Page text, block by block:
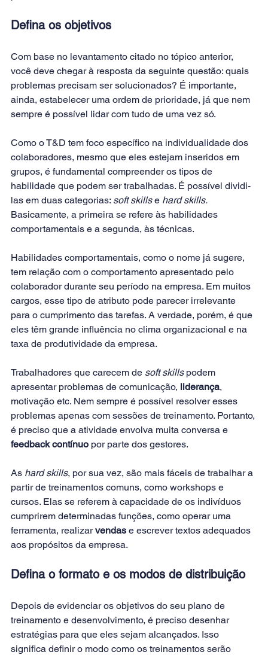
Defina os objetivos
Com base no levantamento citado no tópico anterior,
você deve chegar à resposta da seguinte questão: quais
problemas precisam ser solucionados? É importante,
ainda, estabelecer uma ordem de prioridade, já que nem
sempre é possível lidar com tudo de uma vez só.
Como o T&D tem foco específico na individualidade dos
colaboradores, mesmo que eles estejam inseridos em
grupos, é fundamental compreender os tipos de
habilidade que podem ser trabalhadas. É possível dividi-
las em duas categorias: soft skills e hard skills.
Basicamente, a primeira se refere às habilidades
comportamentais e a segunda, às técnicas.
Habilidades comportamentais, como o nome já sugere,
tem relação com o comportamento apresentado pelo
colaborador durante seu período na empresa. Em muitos
cargos, esse tipo de atributo pode parecer irrelevante
para o cumprimento das tarefas. A verdade, porém, é que
eles têm grande influência no clima organizacional e na
taxa de produtividade da empresa.
Trabalhadores que carecem de soft skills podem
apresentar problemas de comunicação, liderança,
motivação etc. Nem sempre é possível resolver esses
problemas apenas com sessões de treinamento. Portanto,
é preciso que a atividade envolva muita conversa e
feedback contínuo por parte dos gestores.
As hard skills, por sua vez, são mais fáceis de trabalhar a
partir de treinamentos comuns, como workshops e
cursos. Elas se referem à capacidade de os indivíduos
cumprirem determinadas funções, como operar uma
ferramenta, realizar vendas e escrever textos adequados
aos propósitos da empresa.
Defina o formato e os modos de distribuição
Depois de evidenciar os objetivos do seu plano de
treinamento e desenvolvimento, é preciso desenhar
estratégias para que eles sejam alcançados. Isso
significa definir o modo como os treinamentos serão